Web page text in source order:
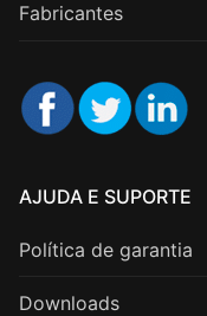
Fabricantes
AJUDA E SUPORTE
Política de garantia
Downloads